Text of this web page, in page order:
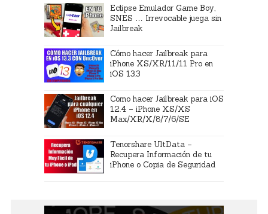
Eclipse Emulador Game Boy,
SNES … Irrevocable juega sin
Jailbreak
Cómo hacer Jailbreak para
iPhone XS/XR/11/11 Pro en
iOS 13.3
Como hacer Jailbreak para iOS
12.4 – iPhone XS/XS
Max/XR/X/8/7/6/SE
Tenorshare UltData –
Recupera Información de tu
iPhone o Copia de Seguridad